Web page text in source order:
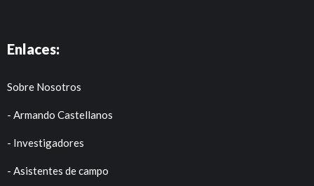
Enlaces:
Sobre Nosotros
- Armando Castellanos
- Investigadores
- Asistentes de campo